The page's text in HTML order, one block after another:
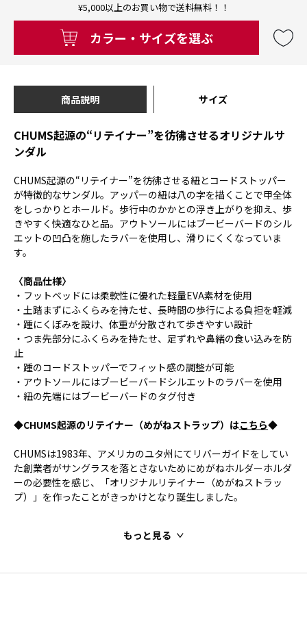
¥5,000以上のお買い物で送料無料！！
カラー・サイズを選ぶ
商品説明 サイズ
CHUMS起源の“リテイナー”を彷彿させるオリジナルサ
ンダル
CHUMS起源の“リテイナー”を彷彿させる紐とコードストッパー
が特徴的なサンダル。アッパーの紐は八の字を描くことで甲全体
をしっかりとホールド。歩行中のかかとの浮き上がりを抑え、歩
きやすく快適なひと品。アウトソールにはブービーバードのシル
エットの凹凸を施したラバーを使用し、滑りにくくなっていま
す。
〈商品仕様〉
・フットベッドには柔軟性に優れた軽量EVA素材を使用
・土踏まずにふくらみを持たせ、長時間の歩行による負担を軽減
・踵にくぼみを設け、体重が分散されて歩きやすい設計
・つま先部分にふくらみを持たせ、足ずれや鼻緒の食い込みを防
止
・踵のコードストッパーでフィット感の調整が可能
・アウトソールにはブービーバードシルエットのラバーを使用
・紐の先端にはブービーバードのタグ付き
◆CHUMS起源のリテイナー（めがねストラップ）はこちら◆
CHUMSは1983年、アメリカのユタ州にてリバーガイドをしてい
た創業者がサングラスを落とさないためにめがねホルダーホルダ
ーの必要性を感じ、「オリジナルリテイナー（めがねストラッ
プ）」を作ったことがきっかけとなり誕生しました。
もっと見る